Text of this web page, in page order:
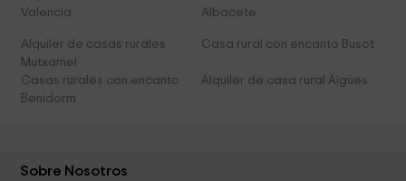
Valencia
Albacete
Alquiler de casas rurales
Mutxamel
Casa rural con encanto Busot
Casas rurales con encanto
Benidorm
Alquiler de casa rural Aigües
Sobre Nosotros